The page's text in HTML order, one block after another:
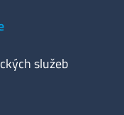
služeb